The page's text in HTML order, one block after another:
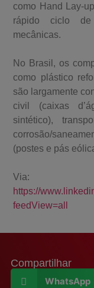
como Hand Lay-
rápido ciclo
mecânicas.
No Brasil, os
como plástico
são largamente
civil (caixas
sintético),
corrosão/
(postes e pás
Via:
https://
feedView=all
Compartilhar
WhatsApp